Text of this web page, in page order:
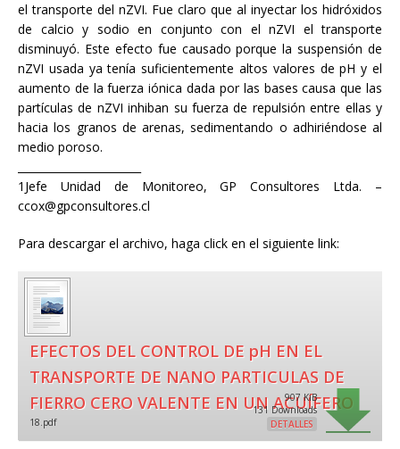
el transporte del nZVI. Fue claro que al inyectar los hidróxidos
de calcio y sodio en conjunto con el nZVI el transporte
disminuyó. Este efecto fue causado porque la suspensión de
nZVI usada ya tenía suficientemente altos valores de pH y el
aumento de la fuerza iónica dada por las bases causa que las
partículas de nZVI inhiban su fuerza de repulsión entre ellas y
hacia los granos de arenas, sedimentando o adhiriéndose al
medio poroso.
1Jefe Unidad de Monitoreo, GP Consultores Ltda. –
ccox@gpconsultores.cl
Para descargar el archivo, haga click en el siguiente link:
EFECTOS DEL CONTROL DE pH EN EL
TRANSPORTE DE NANO PARTICULAS DE
FIERRO CERO VALENTE EN UN ACUÍFERO
18.pdf
907 KiB
131 Downloads
DETALLES